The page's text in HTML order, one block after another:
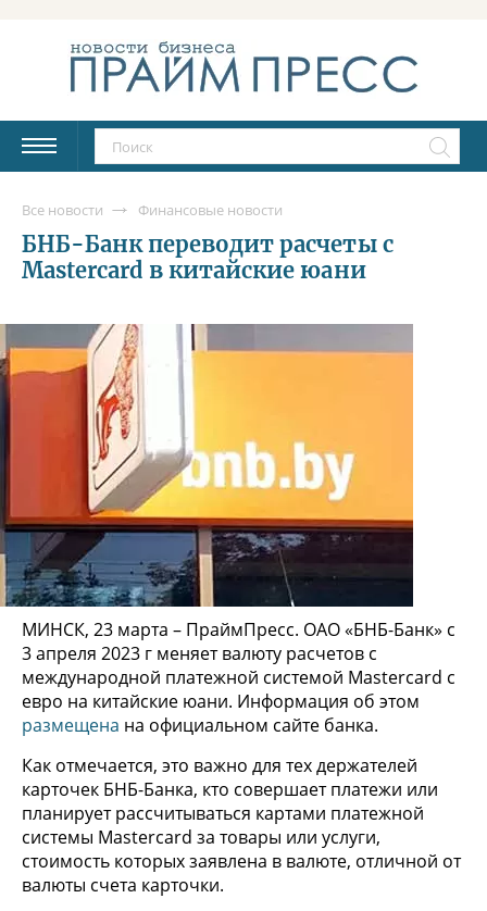
Все новости Финансовые новости
БНБ-Банк переводит расчеты с
Mastercard в китайские юани
МИНСК, 23 марта – ПраймПресс. ОАО «БНБ-Банк» с
3 апреля 2023 г меняет валюту расчетов с
международной платежной системой Mastercard с
евро на китайские юани. Информация об этом
размещена на официальном сайте банка.
Как отмечается, это важно для тех держателей
карточек БНБ-Банка, кто совершает платежи или
планирует рассчитываться картами платежной
системы Mastercard за товары или услуги,
стоимость которых заявлена в валюте, отличной от
валюты счета карточки.